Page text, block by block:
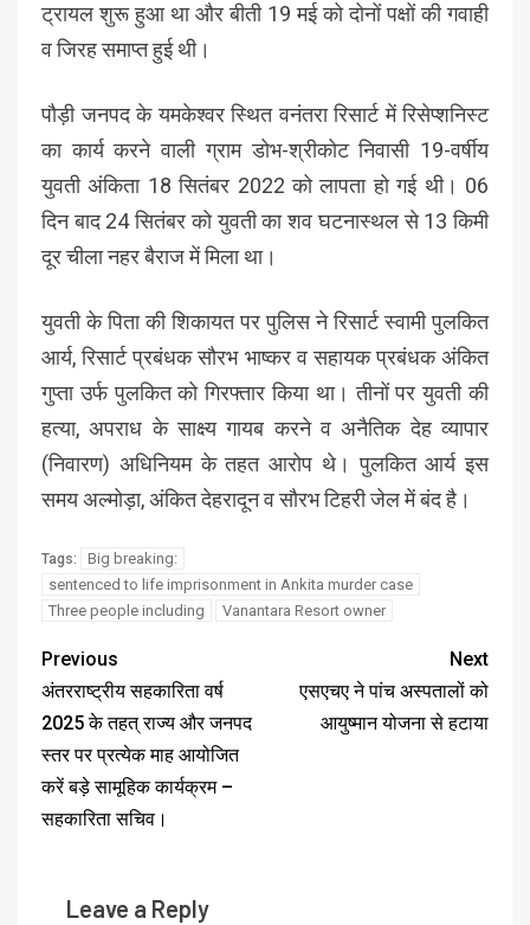
ट्रायल शुरू हुआ था और बीती 19 मई को दोनों पक्षों की गवाही
व जिरह समाप्त हुई थी।
पौड़ी जनपद के यमकेश्वर स्थित वनंतरा रिसार्ट में रिसेप्शनिस्ट
का कार्य करने वाली ग्राम डोभ-श्रीकोट निवासी 19-वर्षीय
युवती अंकिता 18 सितंबर 2022 को लापता हो गई थी। 06
दिन बाद 24 सितंबर को युवती का शव घटनास्थल से 13 किमी
दूर चीला नहर बैराज में मिला था।
युवती के पिता की शिकायत पर पुलिस ने रिसार्ट स्वामी पुलकित
आर्य, रिसार्ट प्रबंधक सौरभ भाष्कर व सहायक प्रबंधक अंकित
गुप्ता उर्फ पुलकित को गिरफ्तार किया था। तीनों पर युवती की
हत्या, अपराध के साक्ष्य गायब करने व अनैतिक देह व्यापार
(निवारण) अधिनियम के तहत आरोप थे। पुलकित आर्य इस
समय अल्मोड़ा, अंकित देहरादून व सौरभ टिहरी जेल में बंद है।
Tags:
Big breaking:
sentenced to life imprisonment in Ankita murder case
Three people including
Vanantara Resort owner
Previous
अंतरराष्ट्रीय सहकारिता वर्ष
2025 के तहत् राज्य और जनपद
स्तर पर प्रत्येक माह आयोजित
करें बड़े सामूहिक कार्यक्रम –
सहकारिता सचिव।
Next
एसएचए ने पांच अस्पतालों को
आयुष्मान योजना से हटाया
Leave a Reply